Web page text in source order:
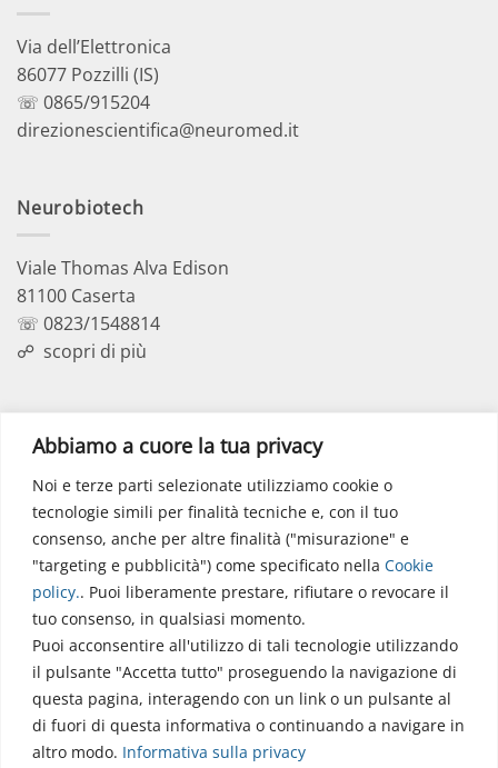
Abbiamo a cuore la tua privacy
Noi e terze parti selezionate utilizziamo cookie o
tecnologie simili per finalità tecniche e, con il tuo
consenso, anche per altre finalità ("misurazione" e
"targeting e pubblicità") come specificato nella Cookie
policy.. Puoi liberamente prestare, rifiutare o revocare il
tuo consenso, in qualsiasi momento.
Puoi acconsentire all'utilizzo di tali tecnologie utilizzando
il pulsante "Accetta tutto" proseguendo la navigazione di
questa pagina, interagendo con un link o un pulsante al
di fuori di questa informativa o continuando a navigare in
altro modo. Informativa sulla privacy
Via dell’Elettronica
86077 Pozzilli (IS)
☏ 0865/915204
direzionescientifica@neuromed.it
Neurobiotech
Viale Thomas Alva Edison
81100 Caserta
☏ 0823/1548814
☍ scopri di più
Via dell’Elettronica
86077 Pozzilli (IS)
☏ 0865/915407
segreteriapolodidattico@neuromed.it